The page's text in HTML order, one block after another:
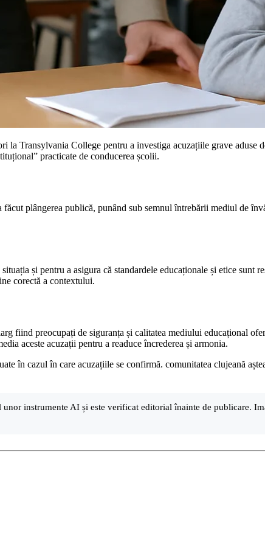
la Transylvania College pentru a investiga acuzațiile grave aduse
practicate de conducerea școlii.
plângerea publică, punând sub semnul întrebării mediul de
și pentru a asigura că standardele educaționale și etice sunt
corectă a contextului.
fiind preocupați de siguranța și calitatea mediului educațional
aceste acuzații pentru a readuce încrederea și armonia.
în cazul în care acuzațiile se confirmă. comunitatea clujeană
instrumente AI și este verificat editorial înainte de publicare.